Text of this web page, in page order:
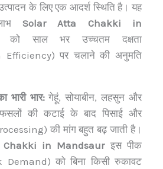
के लिए एक आदर्श स्थिति है। यह
Solar Atta Chakki in
साल भर उच्चतम दक्षता
पर चलाने की अनुमति
भारी भार:गेहूं, सोयाबीन, लहसुन और
की कटाई के बाद पिसाई और
की मांग बहुत बढ़ जाती है।
Chakki in Mandsaurइस पीक
Demand) को बिना किसी रुकावट